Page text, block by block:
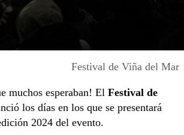
Festival de Viña del Mar
muchos esperaban! El Festival de
los días en los que se presentará
2024 del evento.